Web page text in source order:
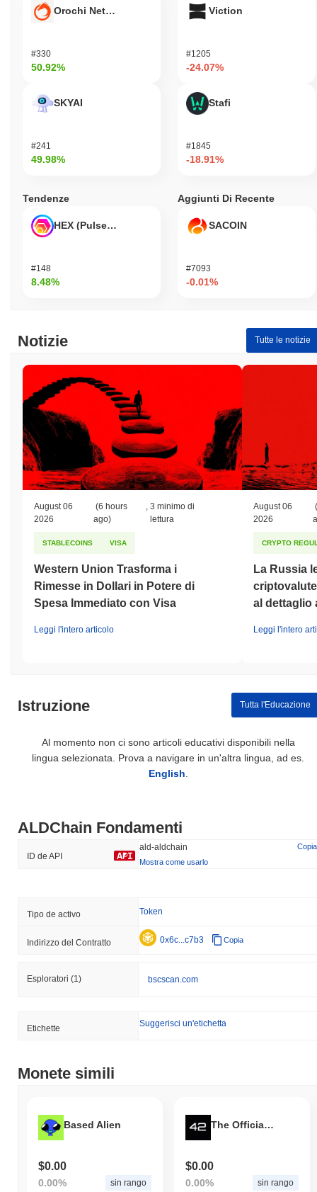
Orochi Network
#330
50.92%
SKYAI
#241
49.98%
Viction
#1205
-24.07%
Stafi
#1845
-18.91%
Tendenze
HEX (Pulsechain)
#148
8.48%
Aggiunti Di Recente
SACOIN
#7093
-0.01%
Notizie Tutte le notizie
August 06
2026
(6 hours
ago)
,3 minimo di
lettura
STABLECOINS VISA
Western Union Trasforma i
Rimesse in Dollari in Potere di
Spesa Immediato con Visa
Leggi l'intero articolo
August 06
2026
CRYPTO
La Russia
al dettaglio
Leggi l'intero
Istruzione Tutta l'Educazione
Al momento non ci sono articoli educativi disponibili nella
lingua selezionata. Prova a navigare in un'altra lingua, ad es.
English
ALDChain Fondamenti
ID de API
ald-aldchain
Copia
Mostra come usarlo
Tipo de activo Token
Indirizzo del Contratto 0x6c...c7b3 Copia
Esploratori (1) bscscan.com
Etichette Suggerisci un'etichetta
Monete simili
Based Alien
$0.00
0.00% sin rango
The Official 42 Coin
$0.00
0.00% sin rango